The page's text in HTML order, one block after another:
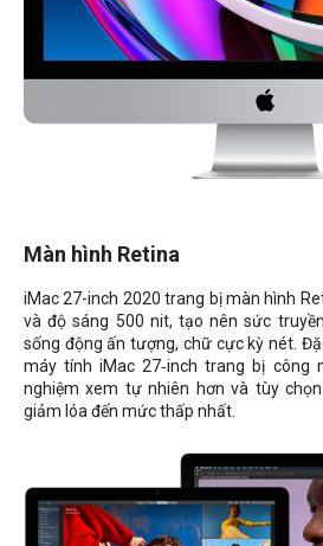
Màn hình Retina
iMac 27-inch 2020 trang bị màn hình
và độ sáng 500 nit, tạo nên sức
sống động ấn tượng, chữ cực kỳ nét.
máy tính iMac 27‑inch trang bị công
nghiệm xem tự nhiên hơn và tùy
giảm lóa đến mức thấp nhất.